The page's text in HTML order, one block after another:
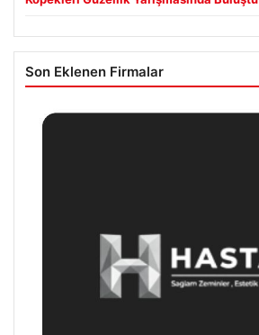
Son Eklenen Firmalar